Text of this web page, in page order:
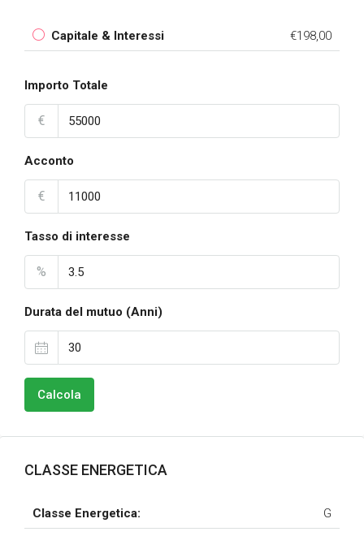
Capitale & Interessi €198,00
Importo Totale
€
Acconto
€
Tasso di interesse
%
Durata del mutuo (Anni)
Calcola
CLASSE ENERGETICA
Classe Energetica: G